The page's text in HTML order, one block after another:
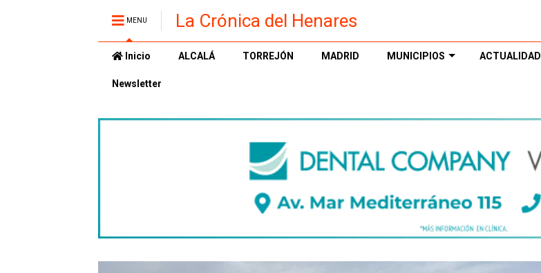
MENU La Crónica del Henares
Inicio ALCALÁ TORREJÓN MADRID MUNICIPIOS ACTUALIDAD
Newsletter